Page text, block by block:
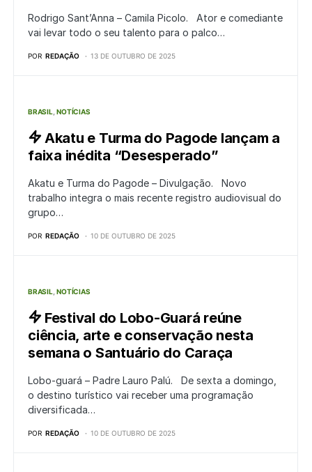
Rodrigo Sant’Anna – Camila Picolo. Ator e comediante
vai levar todo o seu talento para o palco…
POR REDAÇÃO 13 DE OUTUBRO DE 2025
BRASIL NOTÍCIAS
Akatu e Turma do Pagode lançam a
faixa inédita “Desesperado”
Akatu e Turma do Pagode – Divulgação. Novo
trabalho integra o mais recente registro audiovisual do
grupo…
POR REDAÇÃO 10 DE OUTUBRO DE 2025
BRASIL NOTÍCIAS
Festival do Lobo-Guará reúne
ciência, arte e conservação nesta
semana o Santuário do Caraça
Lobo-guará – Padre Lauro Palú. De sexta a domingo,
o destino turístico vai receber uma programação
diversificada…
POR REDAÇÃO 10 DE OUTUBRO DE 2025